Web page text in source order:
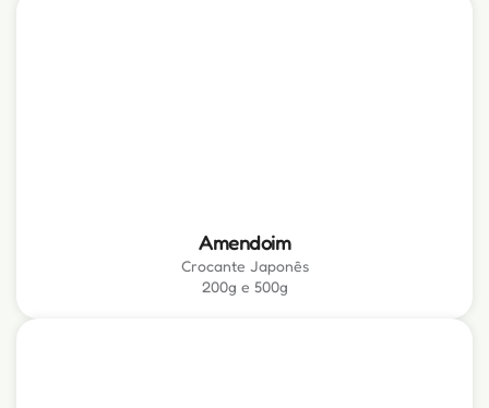
Amendoim
Crocante Japonês
200g e 500g